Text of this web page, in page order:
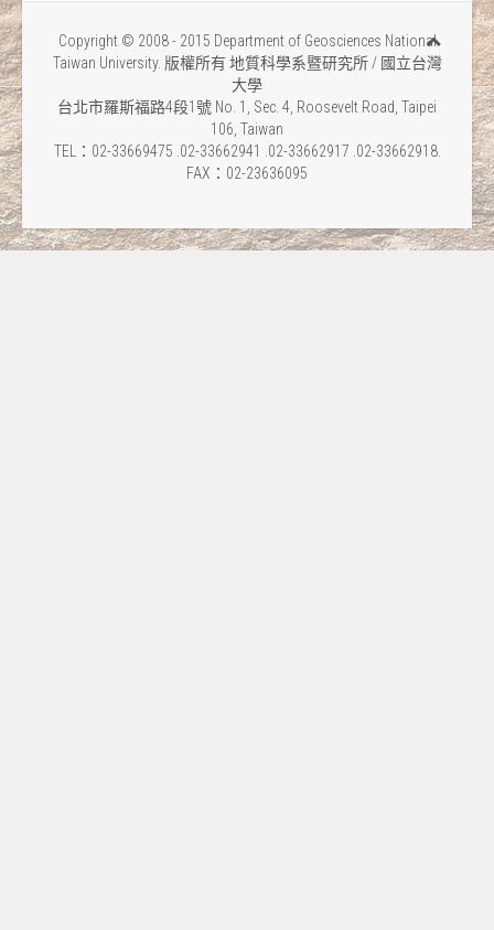
Copyright © 2008 - 2015 Department of Geosciences National
Taiwan University. 版權所有 地質科學系暨研究所 / 國立台灣
大學
台北市羅斯福路4段1號 No. 1, Sec. 4, Roosevelt Road, Taipei
106, Taiwan
TEL：02-33669475 .02-33662941 .02-33662917 .02-33662918.
FAX：02-23636095